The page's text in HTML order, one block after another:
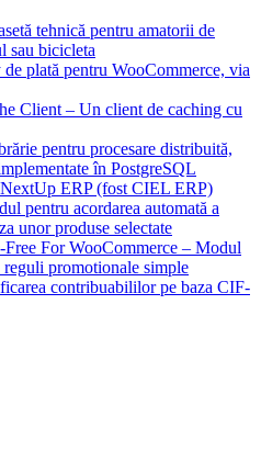
tehnică pentru amatorii de
sau bicicleta
plată pentru WooCommerce, via
Client – Un client de caching cu
pentru procesare distribuită,
în PostgreSQL
ERP (fost CIEL ERP)
pentru acordarea automată a
unor produse selectate
For WooCommerce – Modul
promotionale simple
contribuabililor pe baza CIF-